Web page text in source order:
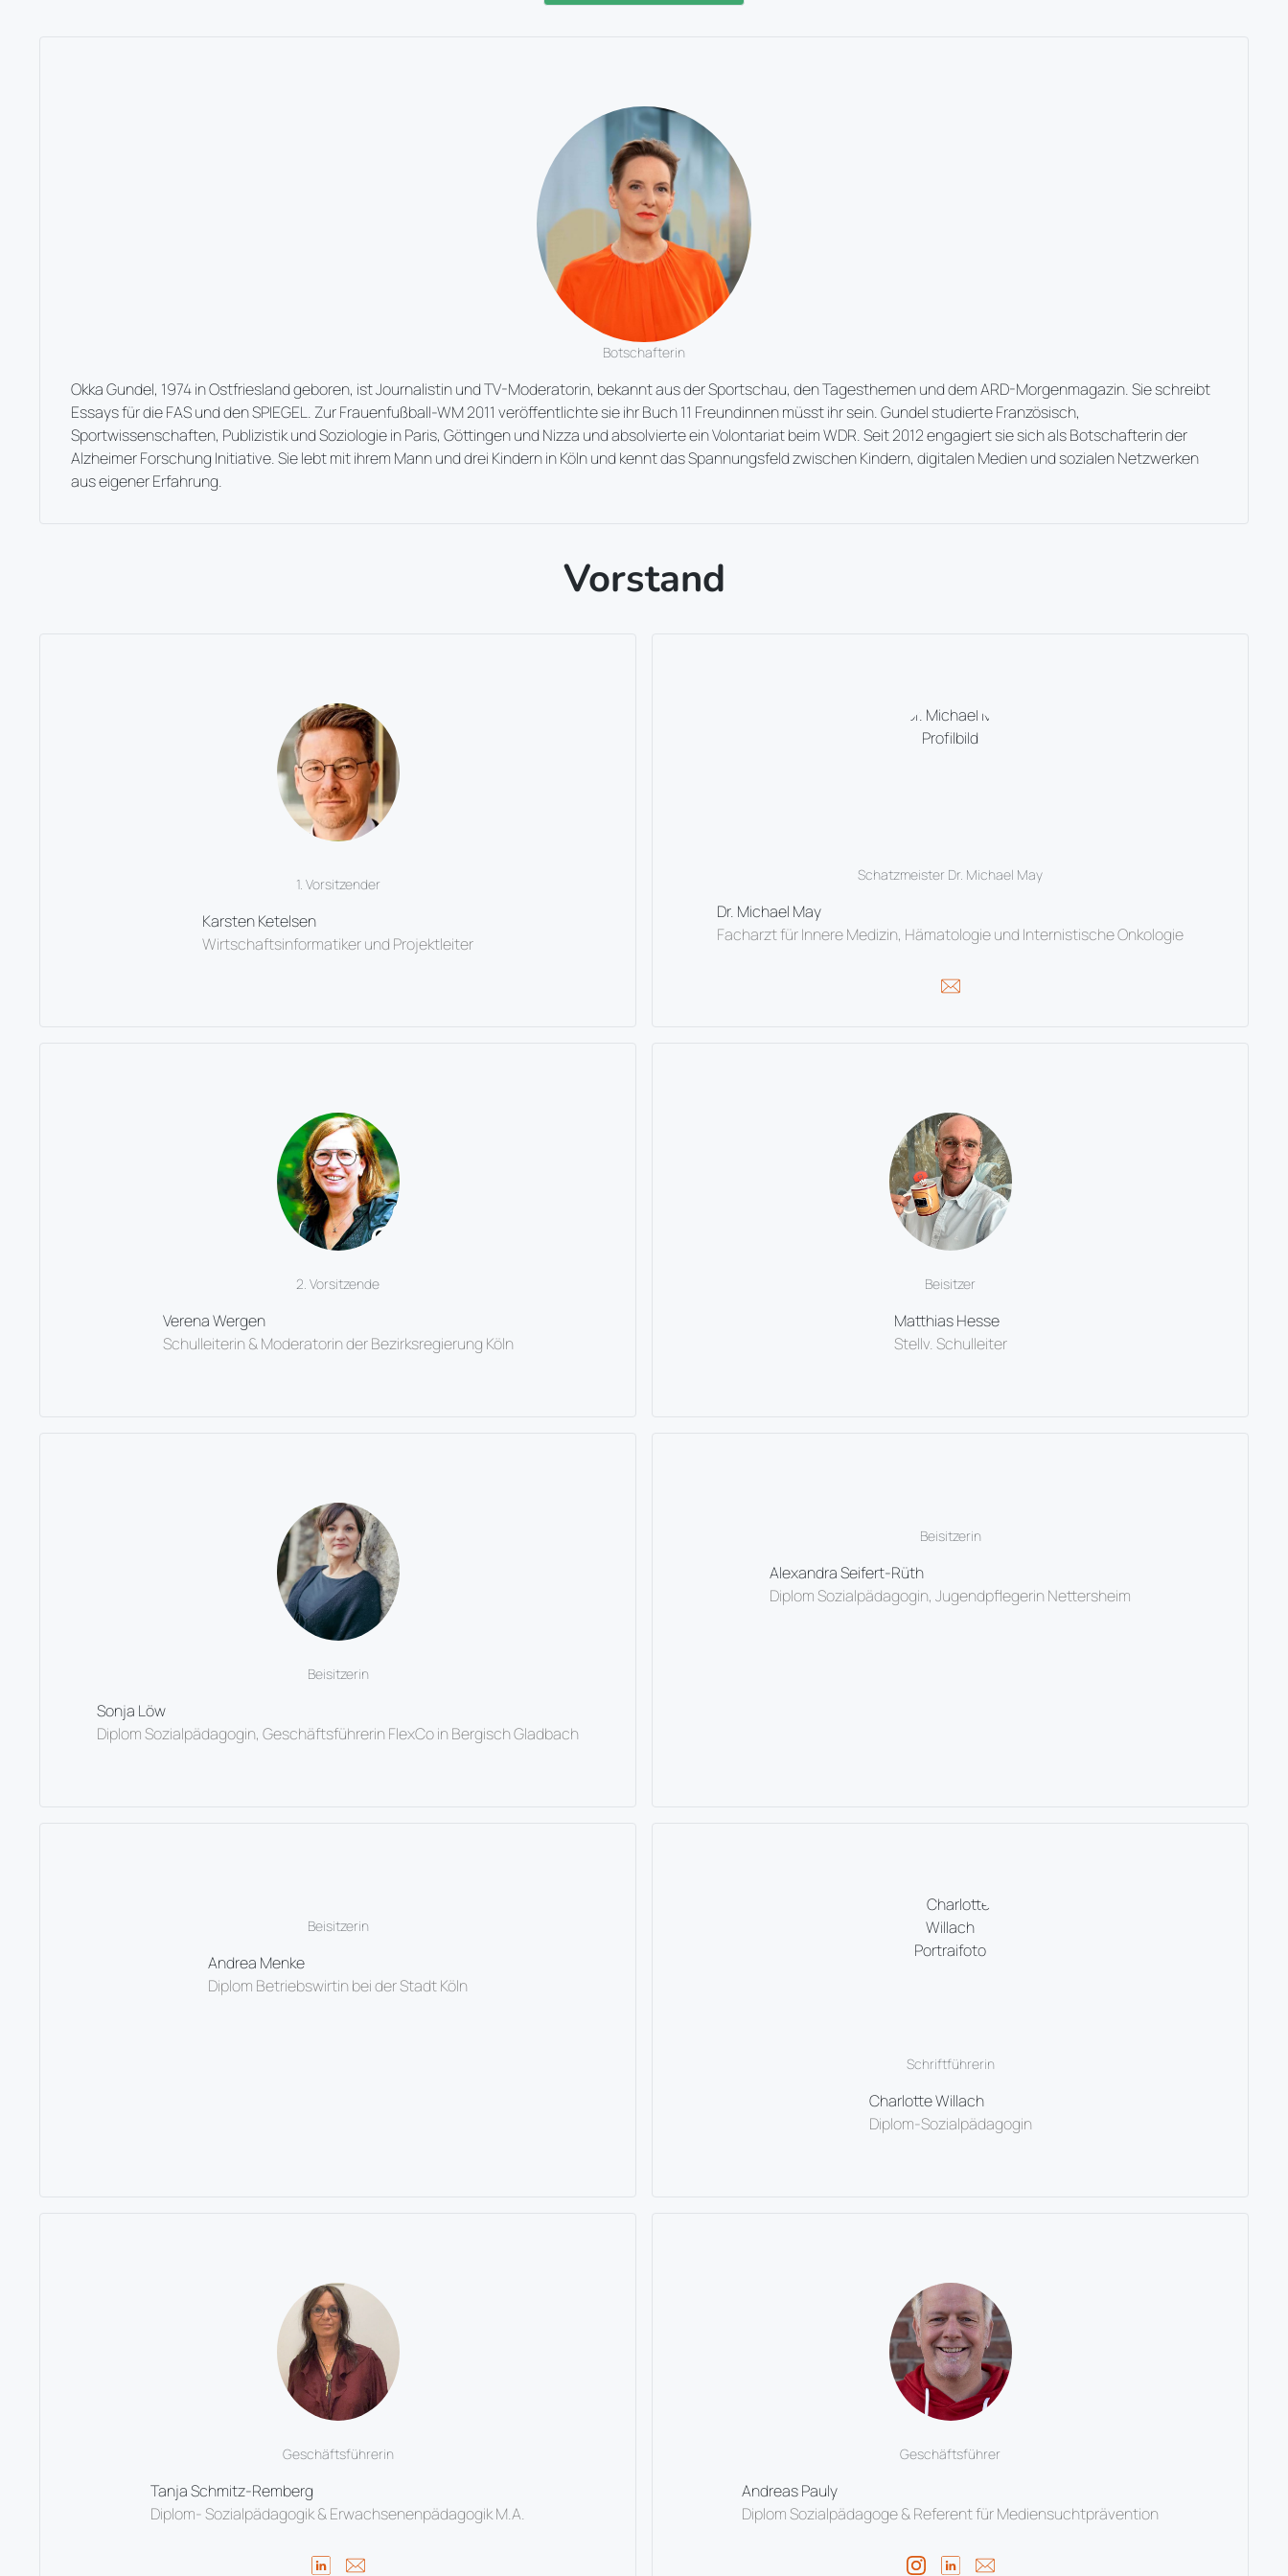
Botschafterin
Okka Gundel, 1974 in Ostfriesland geboren, ist Journalistin und TV-Moderatorin, bekannt aus der Sportschau, den Tagesthemen und dem ARD-Morgenmagazin. Sie schreibt
Essays für die FAS und den SPIEGEL. Zur Frauenfußball-WM 2011 veröffentlichte sie ihr Buch 11 Freundinnen müsst ihr sein. Gundel studierte Französisch,
Sportwissenschaften, Publizistik und Soziologie in Paris, Göttingen und Nizza und absolvierte ein Volontariat beim WDR. Seit 2012 engagiert sie sich als Botschafterin der
Alzheimer Forschung Initiative. Sie lebt mit ihrem Mann und drei Kindern in Köln und kennt das Spannungsfeld zwischen Kindern, digitalen Medien und sozialen Netzwerken
aus eigener Erfahrung.
Vorstand
1. Vorsitzender
Karsten Ketelsen
Wirtschaftsinformatiker und Projektleiter
Schatzmeister Dr. Michael May
Dr. Michael May
Facharzt für Innere Medizin, Hämatologie und Internistische Onkologie
2. Vorsitzende
Verena Wergen
Schulleiterin & Moderatorin der Bezirksregierung Köln
Beisitzer
Matthias Hesse
Stellv. Schulleiter
Beisitzerin
Sonja Löw
Diplom Sozialpädagogin, Geschäftsführerin FlexCo in Bergisch Gladbach
Beisitzerin
Alexandra Seifert-Rüth
Diplom Sozialpädagogin, Jugendpflegerin Nettersheim
Beisitzerin
Andrea Menke
Diplom Betriebswirtin bei der Stadt Köln
Schriftführerin
Charlotte Willach
Diplom-Sozialpädagogin
Geschäftsführerin
Tanja Schmitz-Remberg
Diplom- Sozialpädagogik & Erwachsenenpädagogik M.A.
Geschäftsführer
Andreas Pauly
Diplom Sozialpädagoge & Referent für Mediensuchtprävention